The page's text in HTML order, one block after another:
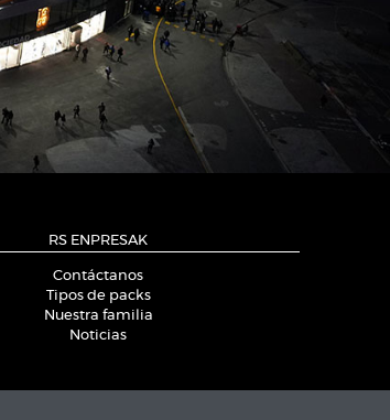
RS ENPRESAK
Contáctanos
Tipos de packs
Nuestra familia
Noticias